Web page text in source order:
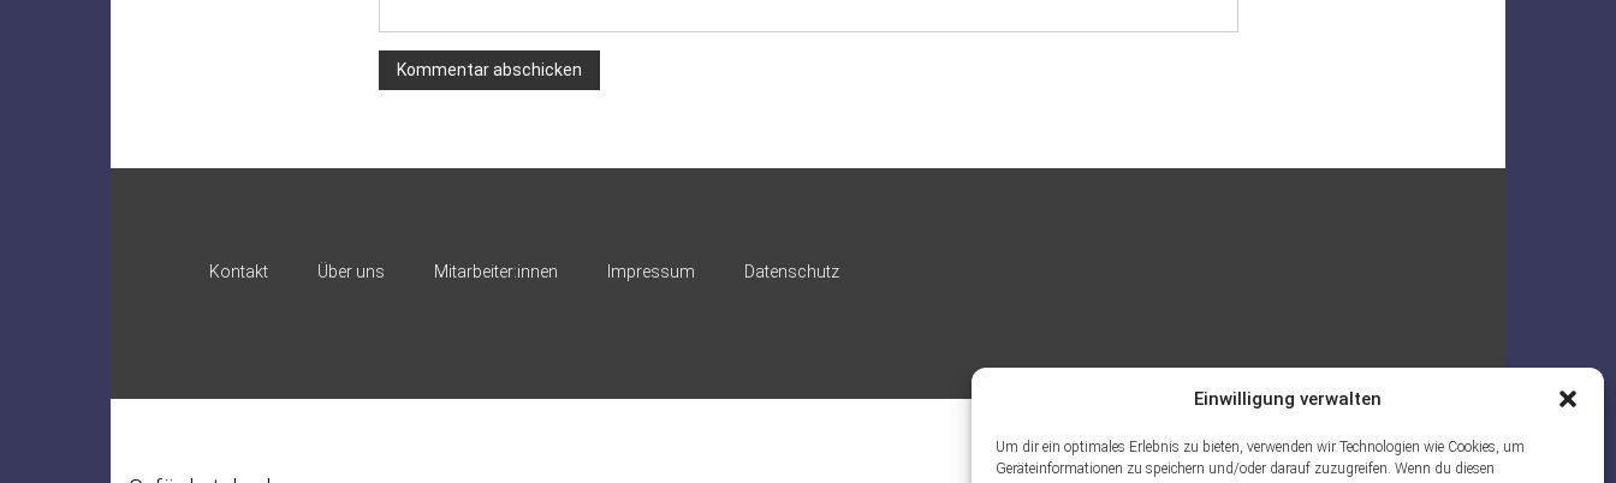
Einwilligung verwalten
Um dir ein optimales Erlebnis zu bieten, verwenden wir Technologien wie Cookies, um
Geräteinformationen zu speichern und/oder darauf zuzugreifen. Wenn du diesen
Kontakt Über uns Mitarbeiter:innen Impressum Datenschutz